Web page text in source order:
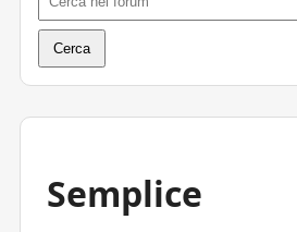
Semplice
Cerca